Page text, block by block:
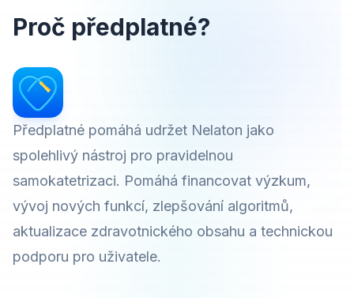
Proč předplatné?
Předplatné pomáhá udržet Nelaton jako
spolehlivý nástroj pro pravidelnou
samokatetrizaci. Pomáhá financovat výzkum,
vývoj nových funkcí, zlepšování algoritmů,
aktualizace zdravotnického obsahu a technickou
podporu pro uživatele.